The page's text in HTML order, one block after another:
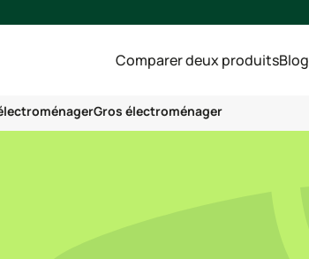
Comparer deux produitsBlog
Gros électroménager